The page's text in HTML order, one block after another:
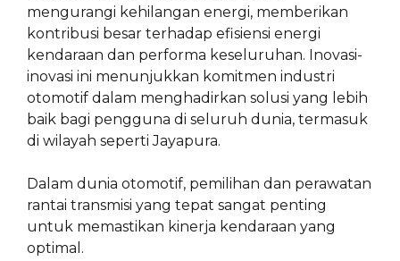
mengurangi kehilangan energi, memberikan
kontribusi besar terhadap efisiensi energi
kendaraan dan performa keseluruhan. Inovasi-
inovasi ini menunjukkan komitmen industri
otomotif dalam menghadirkan solusi yang lebih
baik bagi pengguna di seluruh dunia, termasuk
di wilayah seperti Jayapura.
Dalam dunia otomotif, pemilihan dan perawatan
rantai transmisi yang tepat sangat penting
untuk memastikan kinerja kendaraan yang
optimal.